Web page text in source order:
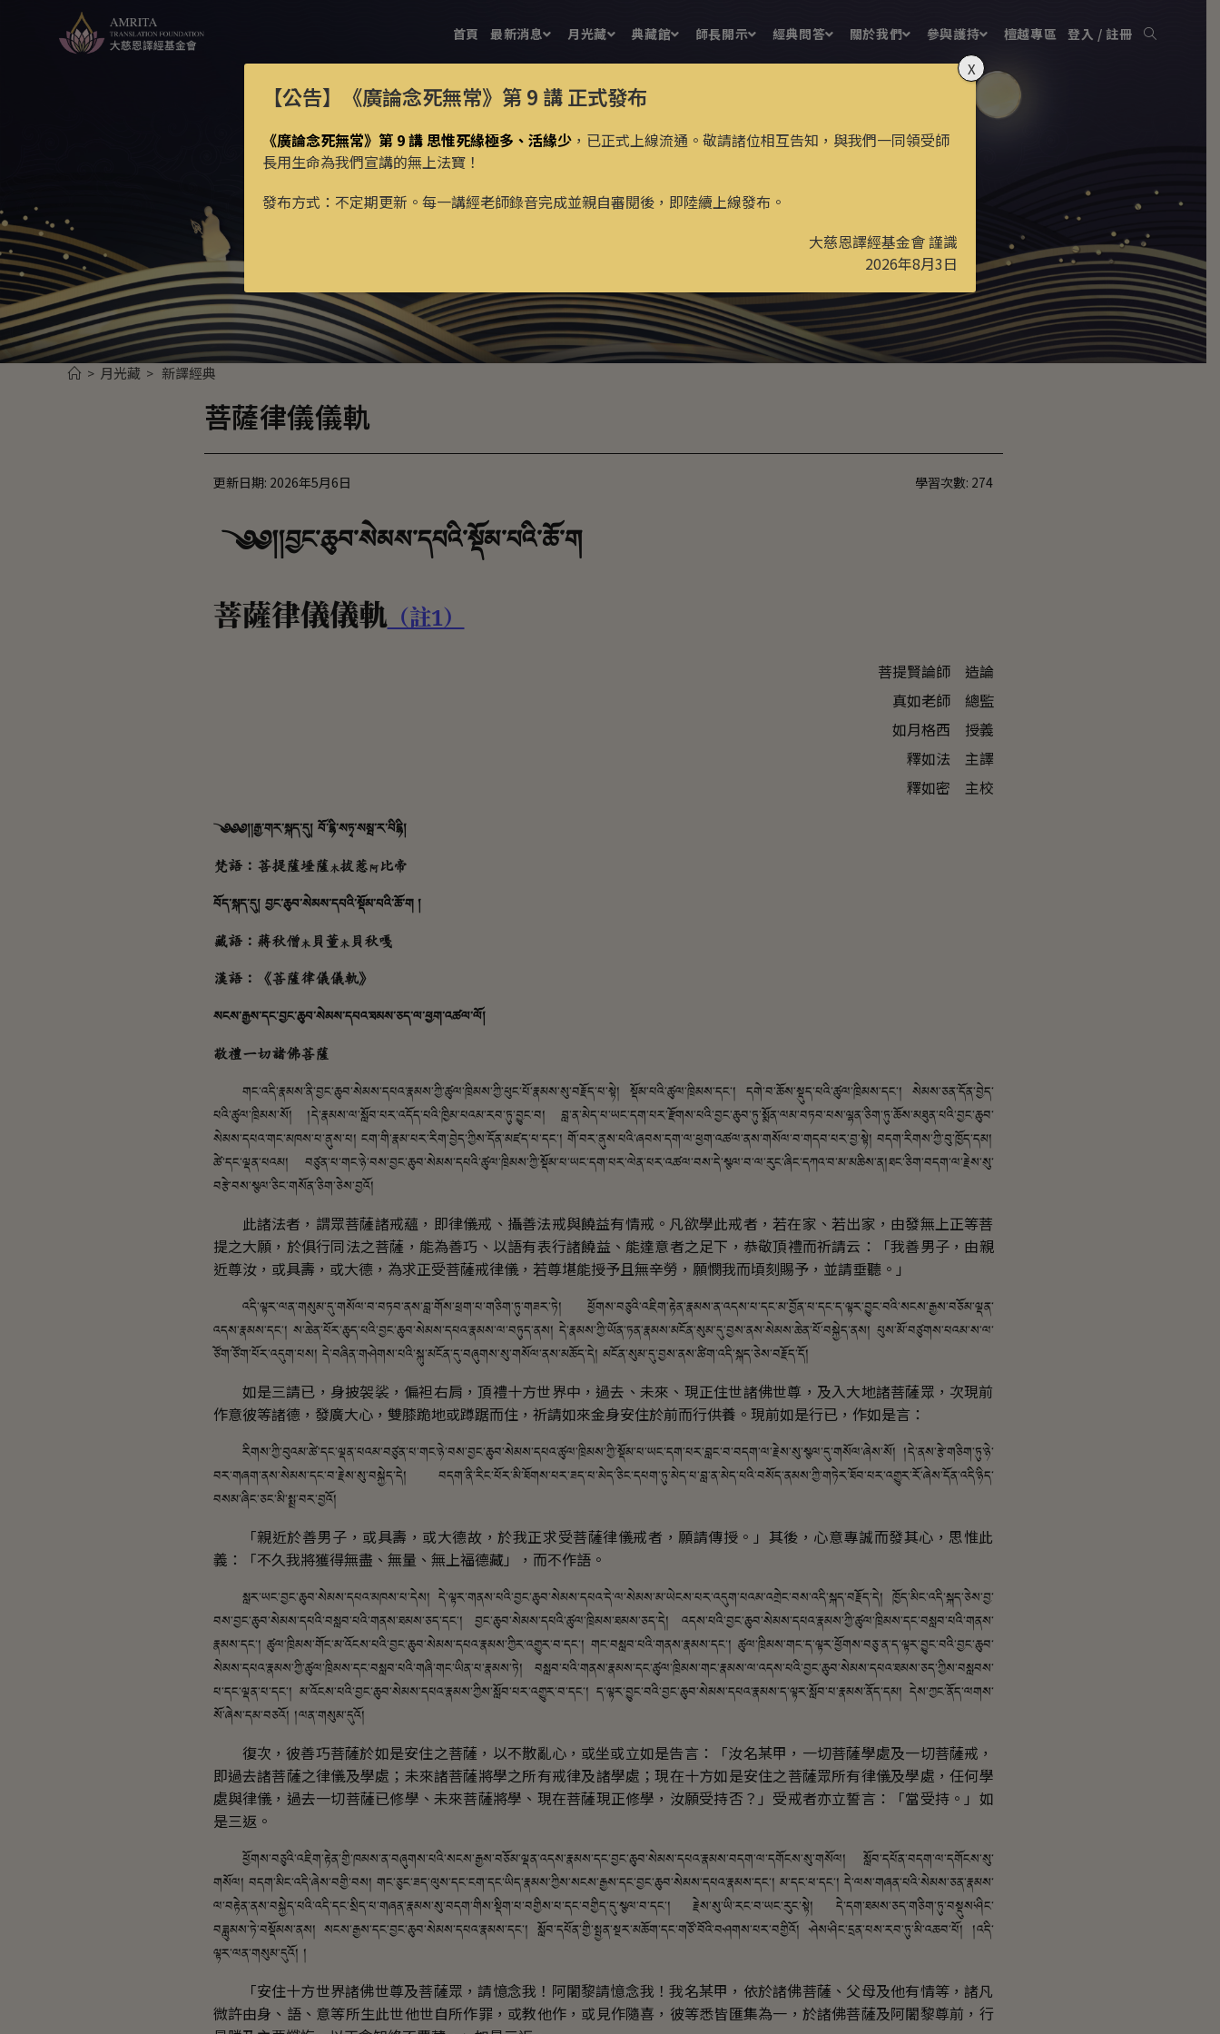
首頁 最新消息 月光藏 典藏館 師長開示 經典問答 關於我們 參與護持 檀越專區 登入 / 註冊
> 月光藏 > 新譯經典
菩薩律儀儀軌
更新日期: 2026年5月6日 學習次數: 274
【公告】 《廣論念死無常》第 9 講正式發布
《廣論念死無常》第 9 講 思惟死緣極多、活緣少，已正式上線流通。敬請諸位相互告知，與我們一同領受師
長用生命為我們宣講的無上法寶！
發布方式：不定期更新。每一講經老師錄音完成並親自審閱後，即陸續上線發布。
大慈恩譯經基金會 謹識
2026年8月3日
X